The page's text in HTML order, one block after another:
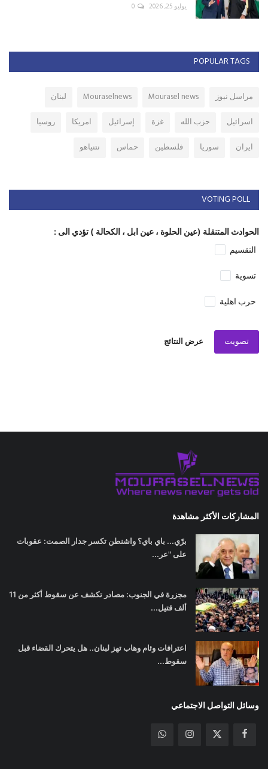
يوليو 25, 2026 0
POPULAR TAGS
مراسل نيوز Mourasel news
Mouraselnews
لبنان
اسرائيل
حزب الله غزة إسرائيل امريكا
روسيا
ايران
سوريا فلسطين حماس نتنياهو
VOTING POLL
الحوادث المتنقلة (عين الحلوة ، عين ابل ، الكحالة ) تؤدي الى :
التقسيم
تسوية
حرب اهلية
تصويت عرض النتائج
المشاركات الأكثر مشاهدة
برّي... باي باي؟ واشنطن تكسر جدار الصمت: عقوبات
على "عر...
مجزرة في الجنوب: مصادر تكشف عن سقوط أكثر من 11
ألف قتيل...
اعترافات وئام وهاب تهز لبنان.. هل يتحرك القضاء قبل
سقوط...
وسائل التواصل الاجتماعي